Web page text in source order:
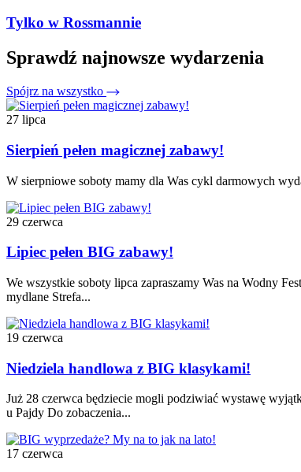
Tylko w Rossmannie
Sprawdź najnowsze wydarzenia
Spójrz na wszystko
27 lipca
Sierpień pełen magicznej zabawy!
W sierpniowe soboty mamy dla Was cykl darmowych
29 czerwca
Lipiec pełen BIG zabawy!
We wszystkie soboty lipca zapraszamy Was na Wodny
mydlane Strefa...
19 czerwca
Niedziela handlowa z BIG klasykami!
Już 28 czerwca będziecie mogli podziwiać wystawę
u Pajdy Do zobaczenia...
17 czerwca